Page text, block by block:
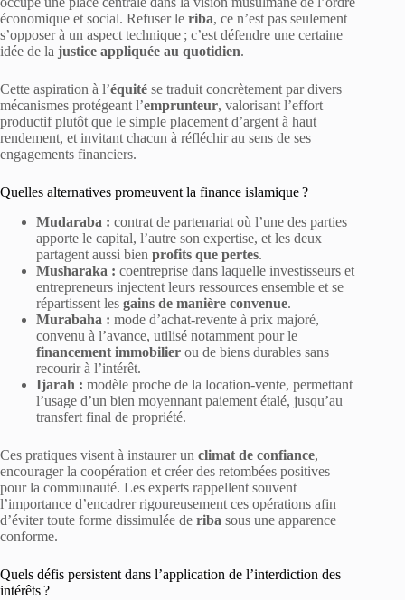
économique et social. Refuser le riba, ce n’est pas seulement
s’opposer à un aspect technique ; c’est défendre une certaine
idée de la justice appliquée au quotidien.
Cette aspiration à l’équité se traduit concrètement par divers
mécanismes protégeant l’emprunteur, valorisant l’effort
productif plutôt que le simple placement d’argent à haut
rendement, et invitant chacun à réfléchir au sens de ses
engagements financiers.
Quelles alternatives promeuvent la finance islamique ?
Mudaraba : contrat de partenariat où l’une des parties
apporte le capital, l’autre son expertise, et les deux
partagent aussi bien profits que pertes.
Musharaka : coentreprise dans laquelle investisseurs et
entrepreneurs injectent leurs ressources ensemble et se
répartissent les gains de manière convenue.
Murabaha : mode d’achat-revente à prix majoré,
convenu à l’avance, utilisé notamment pour le
financement immobilier ou de biens durables sans
recourir à l’intérêt.
Ijarah : modèle proche de la location-vente, permettant
l’usage d’un bien moyennant paiement étalé, jusqu’au
transfert final de propriété.
Ces pratiques visent à instaurer un climat de confiance,
encourager la coopération et créer des retombées positives
pour la communauté. Les experts rappellent souvent
l’importance d’encadrer rigoureusement ces opérations afin
d’éviter toute forme dissimulée de riba sous une apparence
conforme.
Quels défis persistent dans l’application de l’interdiction des
intérêts ?